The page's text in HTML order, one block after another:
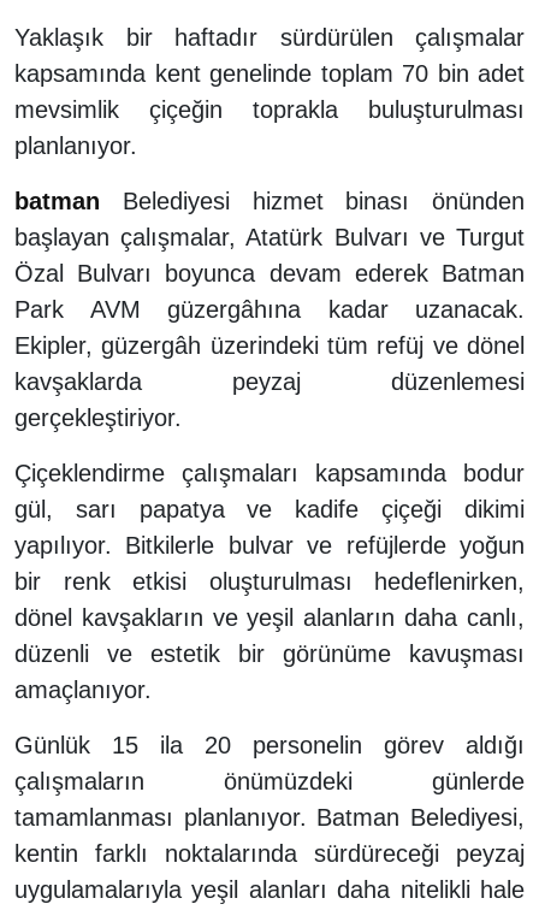
Yaklaşık bir haftadır sürdürülen çalışmalar
kapsamında kent genelinde toplam 70 bin adet
mevsimlik çiçeğin toprakla buluşturulması
planlanıyor.
batman Belediyesi hizmet binası önünden
başlayan çalışmalar, Atatürk Bulvarı ve Turgut
Özal Bulvarı boyunca devam ederek Batman
Park AVM güzergâhına kadar uzanacak.
Ekipler, güzergâh üzerindeki tüm refüj ve dönel
kavşaklarda peyzaj düzenlemesi
gerçekleştiriyor.
Çiçeklendirme çalışmaları kapsamında bodur
gül, sarı papatya ve kadife çiçeği dikimi
yapılıyor. Bitkilerle bulvar ve refüjlerde yoğun
bir renk etkisi oluşturulması hedeflenirken,
dönel kavşakların ve yeşil alanların daha canlı,
düzenli ve estetik bir görünüme kavuşması
amaçlanıyor.
Günlük 15 ila 20 personelin görev aldığı
çalışmaların önümüzdeki günlerde
tamamlanması planlanıyor. Batman Belediyesi,
kentin farklı noktalarında sürdüreceği peyzaj
uygulamalarıyla yeşil alanları daha nitelikli hale